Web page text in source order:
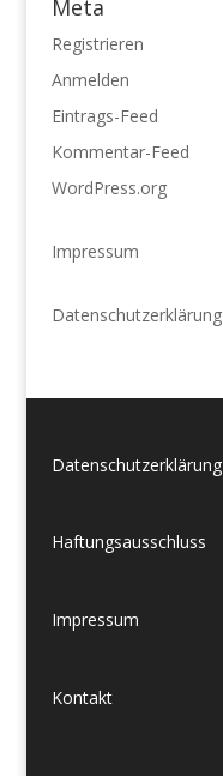
Meta
Registrieren
Anmelden
Eintrags-Feed
Kommentar-Feed
WordPress.org
Impressum
Datenschutzerklärung
Datenschutzerklärung
Haftungsausschluss
Impressum
Kontakt